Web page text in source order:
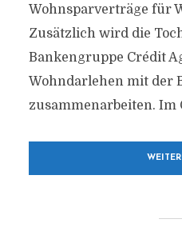
Wohnsparverträge für
Zusätzlich wird die
Bankengruppe Crédit
Wohndarlehen mit der
zusammenarbeiten. Im